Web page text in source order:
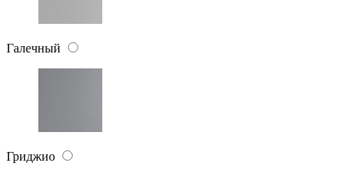
Галечный
Гриджио